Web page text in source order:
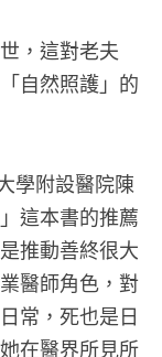
，這對老夫
自然照護」的
學附設醫院陳
這本書的推薦
推動善終很大
醫師角色，對
常，死也是日
在醫界所見所